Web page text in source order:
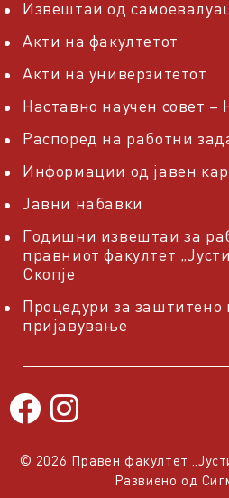
Извештаи од
Акти на факултетот
Акти на универзитетот
Наставно научен совет –
Распоред на работни
Информации од јавен
Јавни набавки
Годишни извештаи за
правниот факултет
Скопје
Процедури за
пријавување
© 2026 Правен факултет
Развиено од